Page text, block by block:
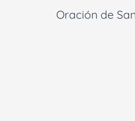
Oración de